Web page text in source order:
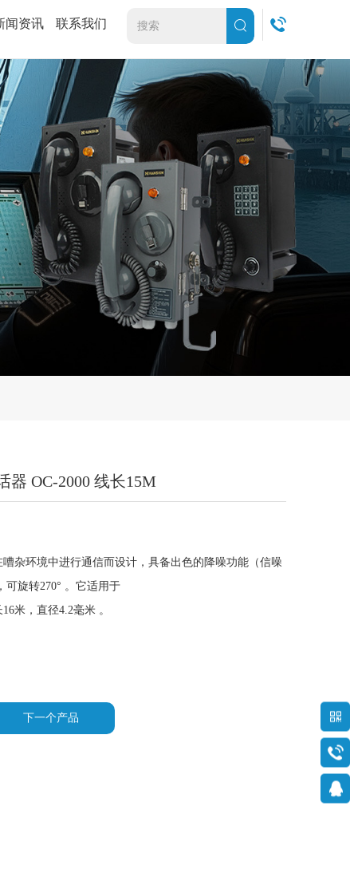
闻资讯 联系我们
器 OC-2000 线长15M
杂环境中进行通信而设计，具备出色的降噪功能（信噪
可旋转270° 。它适用于
米，直径4.2毫米 。
下一个产品